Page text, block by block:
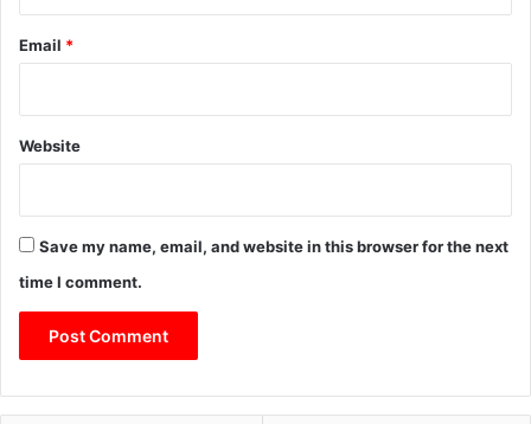
Email *
Website
Save my name, email, and website in this browser for the next
time I comment.